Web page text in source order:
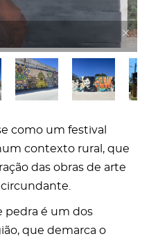
como um festival
contexto rural, que
das obras de arte
pedra é um dos
que demarca o